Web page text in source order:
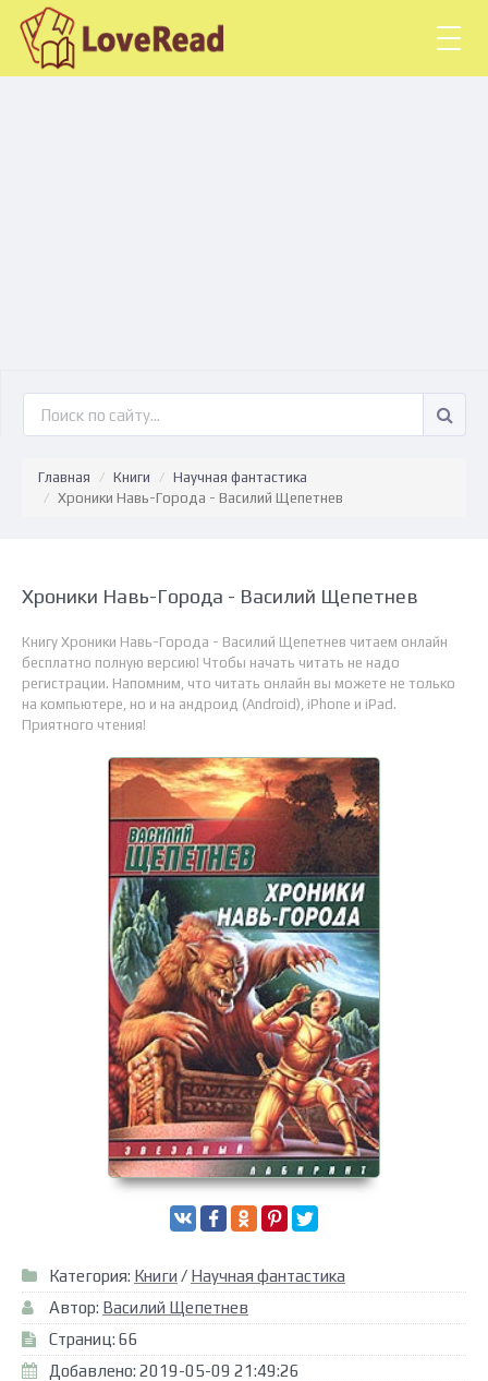
Главная Книги
Научная фантастика
Хроники Навь-Города - Василий Щепетнев
Хроники Навь-Города - Василий Щепетнев
Книгу Хроники Навь-Города - Василий Щепетнев читаем онлайн
бесплатно полную версию! Чтобы начать читать не надо
регистрации. Напомним, что читать онлайн вы можете не только
на компьютере, но и на андроид (Android), iPhone и iPad.
Приятного чтения!
Категория: Книги / Научная фантастика
Автор: Василий Щепетнев
Страниц: 66
Добавлено: 2019-05-09 21:49:26